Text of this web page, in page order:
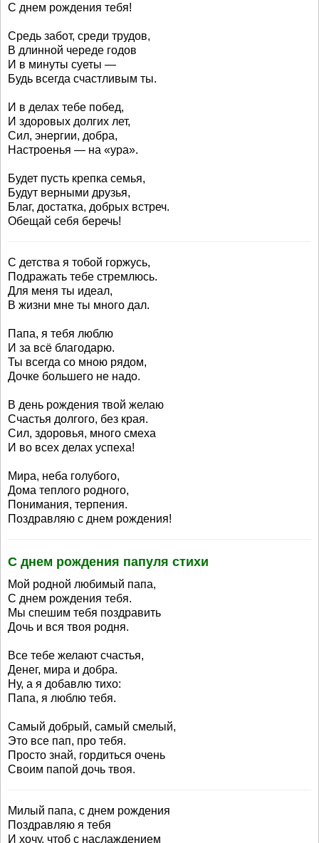
С днем рождения тебя!
Средь забот, среди трудов,
В длинной череде годов
И в минуты суеты —
Будь всегда счастливым ты.
И в делах тебе побед,
И здоровых долгих лет,
Сил, энергии, добра,
Настроенья — на «ура».
Будет пусть крепка семья,
Будут верными друзья,
Благ, достатка, добрых встреч.
Обещай себя беречь!
С детства я тобой горжусь,
Подражать тебе стремлюсь.
Для меня ты идеал,
В жизни мне ты много дал.
Папа, я тебя люблю
И за всё благодарю.
Ты всегда со мною рядом,
Дочке большего не надо.
В день рождения твой желаю
Счастья долгого, без края.
Сил, здоровья, много смеха
И во всех делах успеха!
Мира, неба голубого,
Дома теплого родного,
Понимания, терпения.
Поздравляю с днем рождения!
С днем рождения папуля стихи
Мой родной любимый папа,
С днем рождения тебя.
Мы спешим тебя поздравить
Дочь и вся твоя родня.
Все тебе желают счастья,
Денег, мира и добра.
Ну, а я добавлю тихо:
Папа, я люблю тебя.
Самый добрый, самый смелый,
Это все пап, про тебя.
Просто знай, гордиться очень
Своим папой дочь твоя.
Милый папа, с днем рождения
Поздравляю я тебя
И хочу, чтоб с наслаждением